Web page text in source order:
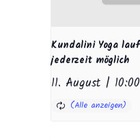
Kundalini Yoga
jederzeit möglich
11. August | 10:00